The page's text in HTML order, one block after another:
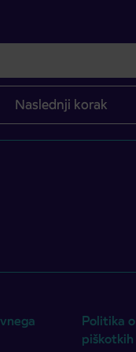
Naslednji korak
Politika o
piškotkih